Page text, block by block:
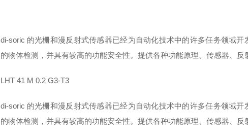
di-soric 的光栅和漫反射式传感器已经为自动化技术中的许多任务领域
的物体检测，并具有较高的功能安全性。提供各种功能原理、传感器、反
LHT 41 M 0.2 G3-T3
di-soric 的光栅和漫反射式传感器已经为自动化技术中的许多任务领域
的物体检测，并具有较高的功能安全性。提供各种功能原理、传感器、反